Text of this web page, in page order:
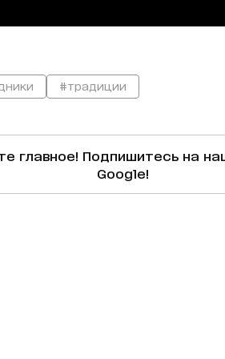
#традиции
главное! Подпишитесь на
Google!